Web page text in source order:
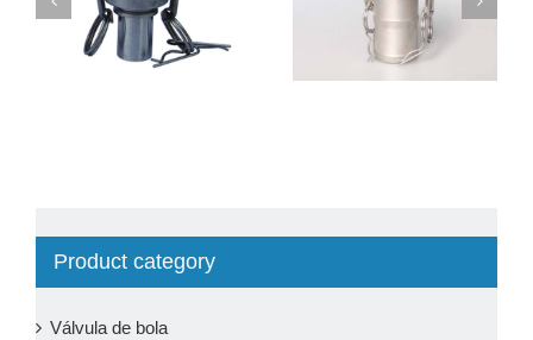
Acoples camlock
inox parte C
Acoples camlock
inox parte B
Product category
Válvula de bola